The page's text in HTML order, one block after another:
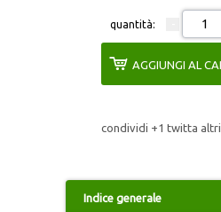
ITINERARI ERUDITI
ITINERARI SICILIANI
MONOGRAFIE DI
quantità:
AGGIUNGI AL
condividi +1 twitta altri
Indice generale